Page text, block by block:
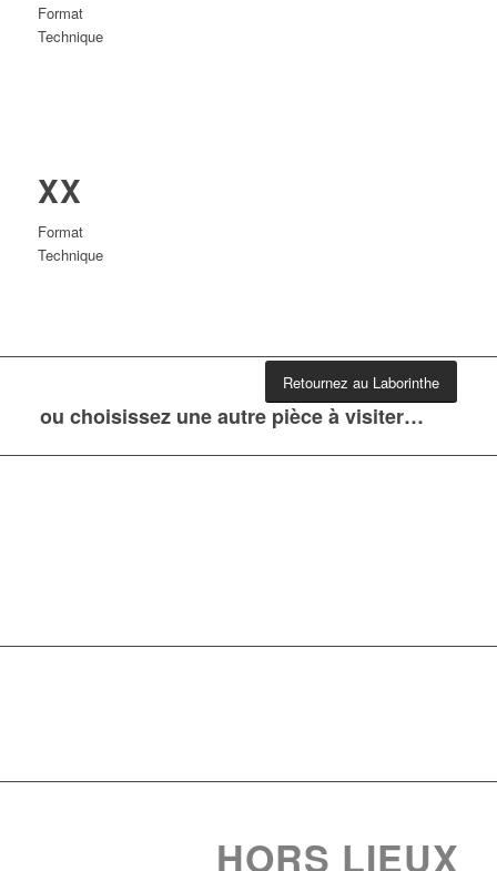
Format
Technique
XX
Format
Technique
Retournez au Laborinthe
ou choisissez une autre pièce à visiter…
HORS LIEUX